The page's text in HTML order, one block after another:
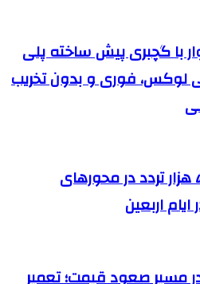
با گچبری پیش ساخته پلی
لوکس، فوری و بدون تخریب
ثبت ۲ میلیون و ۵۱۷ هزار تردد در محورهای
اربعین
مسیر صعود قیمت؛ تعمیر